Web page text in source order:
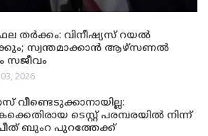
തർക്കം: വിനീഷ്യസ് റയൽ
സ്വന്തമാക്കാൻ ആഴ്സണൽ
സജീവം
2026
വീണ്ടെടുക്കാനായില്ല:
ടെസ്റ്റ് പരമ്പരയിൽ നിന്ന്
ബുംറ പുറത്തേക്ക്